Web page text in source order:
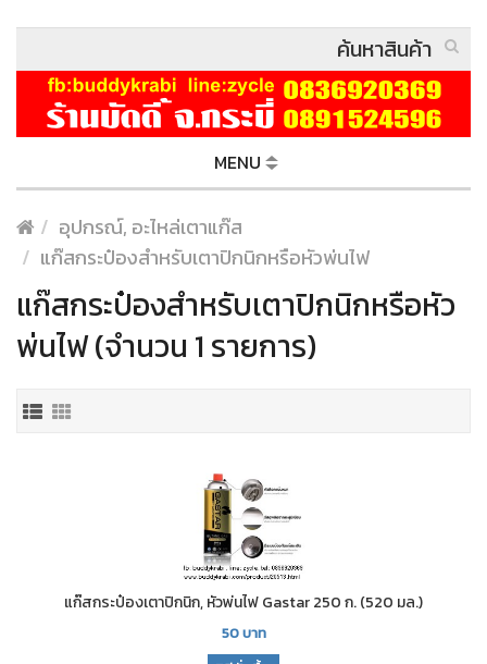
MENU
อุปกรณ์, อะไหล่เตาแก๊ส
แก๊สกระป๋องสำหรับเตาปิกนิกหรือหัวพ่นไฟ
แก๊สกระป๋องสำหรับเตาปิกนิกหรือหัว
พ่นไฟ (จำนวน 1 รายการ)
แก๊สกระป๋องเตาปิกนิก, หัวพ่นไฟ Gastar 250 ก. (520 มล.)
50บาท